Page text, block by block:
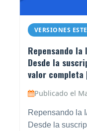
VERSIONES
Repensando
Desde la
valor completa
Publicado el
Repensando la
Desde la